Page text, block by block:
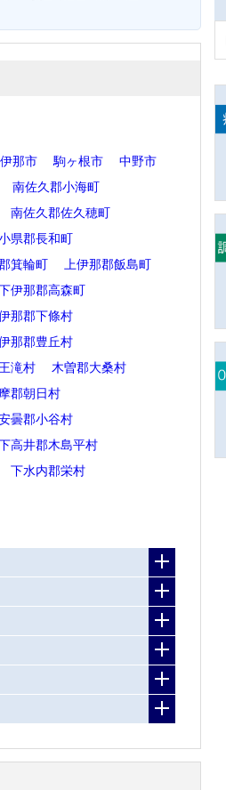
伊那市 駒ヶ根市
中野市
南佐久郡小海町
南佐久郡佐久穂町
県郡長和町
箕輪町
上伊那郡飯島町
伊那郡高森町
那郡下條村
那郡豊丘村
滝村
木曽郡大桑村
郡朝日村
曇郡小谷村
高井郡木島平村
下水内郡栄村